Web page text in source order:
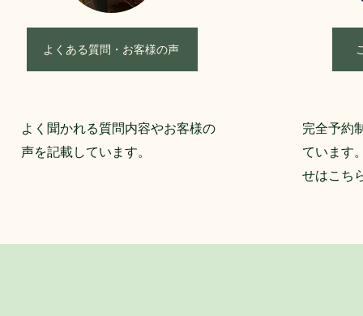
よくある質問・お客様の声
​よく聞かれる質問内容やお客様の
声を記載しています。
完全予約
ています
せはこち